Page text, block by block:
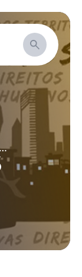
parceiros do PAD na Matilha Cultural